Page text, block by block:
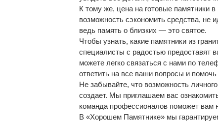
К тому же, цена на готовые памятники
возможность сэкономить средства,
ведь память о близких — это святое.
Чтобы узнать, какие памятники из
специалисты с радостью предоставят
можете легко связаться с нами по
ответить на все ваши вопросы и
Не забывайте, что возможность
создает. Мы приглашаем вас
команда профессионалов поможет вам
В «Хорошем Памятнике» мы